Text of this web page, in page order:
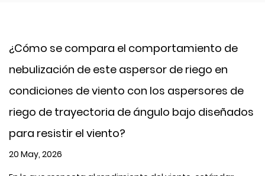
se compara el comportamiento de
de este aspersor de riego en
de viento con los aspersores de
trayectoria de ángulo bajo diseñados
el viento?
en
es un
de